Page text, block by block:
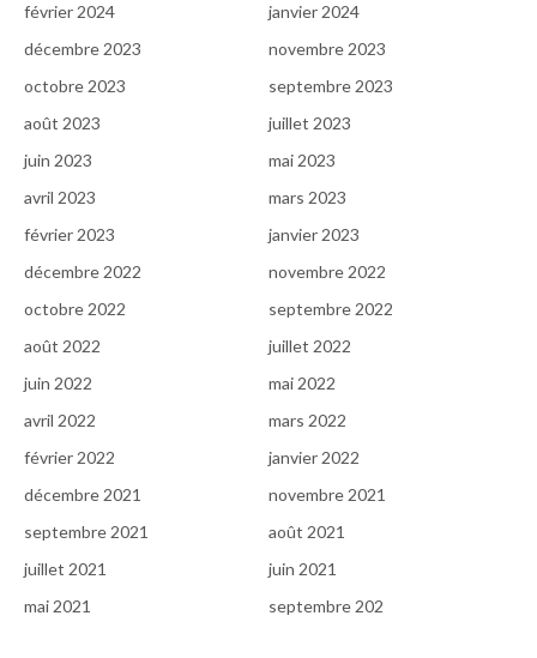
février 2024
janvier 2024
décembre 2023
novembre 2023
octobre 2023
septembre 2023
août 2023
juillet 2023
juin 2023
mai 2023
avril 2023
mars 2023
février 2023
janvier 2023
décembre 2022
novembre 2022
octobre 2022
septembre 2022
août 2022
juillet 2022
juin 2022
mai 2022
avril 2022
mars 2022
février 2022
janvier 2022
décembre 2021
novembre 2021
septembre 2021
août 2021
juillet 2021
juin 2021
mai 2021
septembre 202